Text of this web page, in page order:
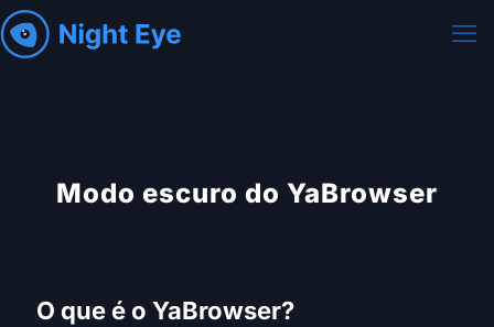
Modo escuro do YaBrowser
O que é o YaBrowser?